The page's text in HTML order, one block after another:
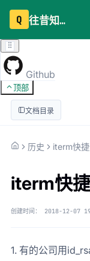
Q 往昔知识库
Github
顶部
文档目录
历史 iterm快
iterm快
创建时间： 2018-12-07
1. 有的公司用